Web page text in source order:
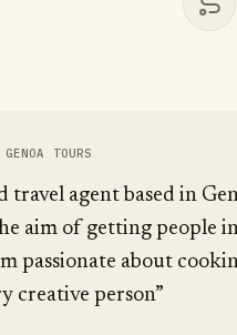
TOURS
travel agent based in
aim of getting people
passionate about
creative person”